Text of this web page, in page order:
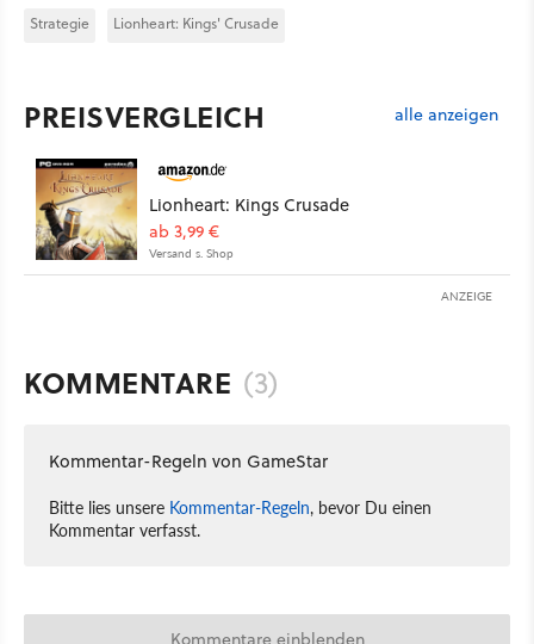
Strategie Lionheart: Kings' Crusade
PREISVERGLEICH alle anzeigen
Lionheart: Kings Crusade
ab 3,99 €
Versand s. Shop
ANZEIGE
KOMMENTARE (3)
Kommentar-Regeln von GameStar
Bitte lies unsere Kommentar-Regeln, bevor Du einen
Kommentar verfasst.
Kommentare einblenden